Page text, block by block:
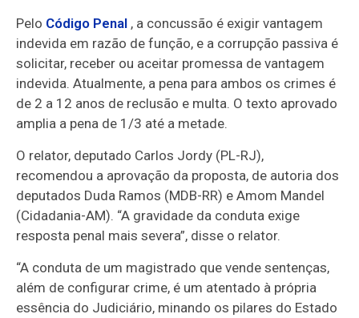
Pelo Código Penal , a concussão é exigir vantagem
indevida em razão de função, e a corrupção passiva é
solicitar, receber ou aceitar promessa de vantagem
indevida. Atualmente, a pena para ambos os crimes é
de 2 a 12 anos de reclusão e multa. O texto aprovado
amplia a pena de 1/3 até a metade.
O relator, deputado Carlos Jordy (PL-RJ),
recomendou a aprovação da proposta, de autoria dos
deputados Duda Ramos (MDB-RR) e Amom Mandel
(Cidadania-AM). “A gravidade da conduta exige
resposta penal mais severa”, disse o relator.
“A conduta de um magistrado que vende sentenças,
além de configurar crime, é um atentado à própria
essência do Judiciário, minando os pilares do Estado